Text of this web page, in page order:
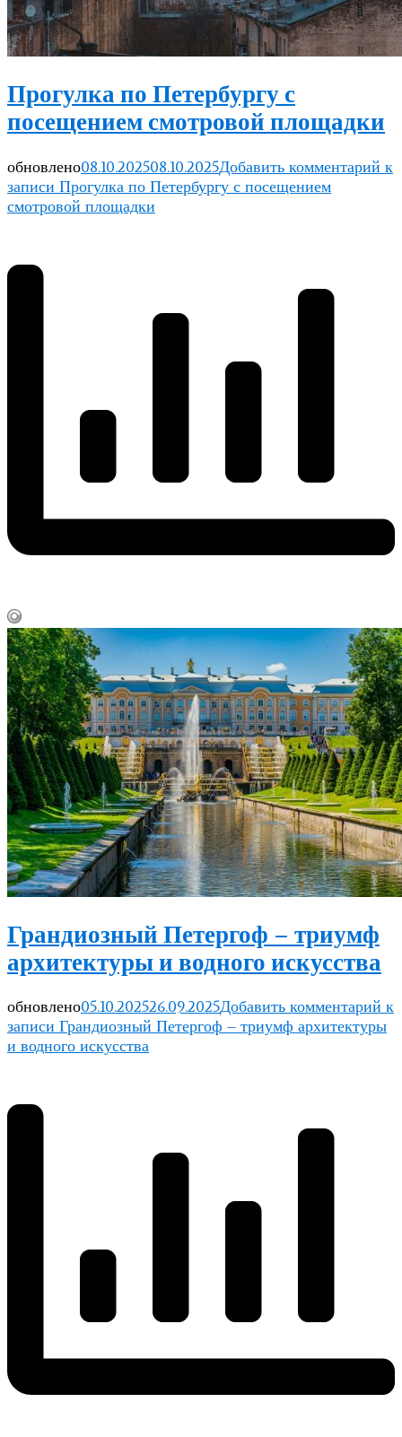
Прогулка по Петербургу с
посещением смотровой площадки
обновлено08.10.202508.10.2025Добавить комментарий к
записи Прогулка по Петербургу с посещением
смотровой площадки
Грандиозный Петергоф – триумф
архитектуры и водного искусства
обновлено05.10.202526.09.2025Добавить комментарий к
записи Грандиозный Петергоф – триумф архитектуры
и водного искусства